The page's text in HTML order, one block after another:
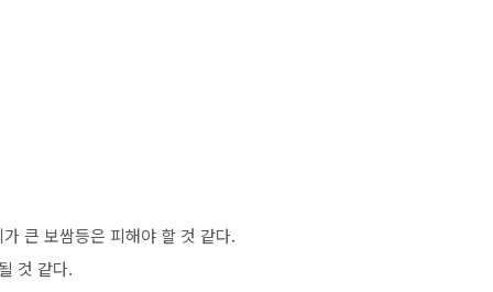
큰 보쌈등은 피해야 할 것 같다.
것 같다.